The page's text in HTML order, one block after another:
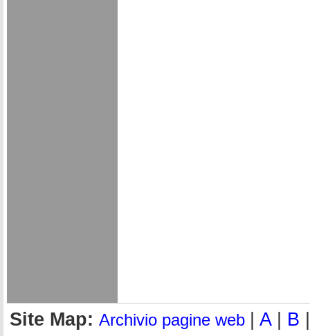
Site Map: Archivio pagine web A| B